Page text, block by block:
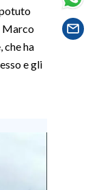
Marco
che ha
e gli